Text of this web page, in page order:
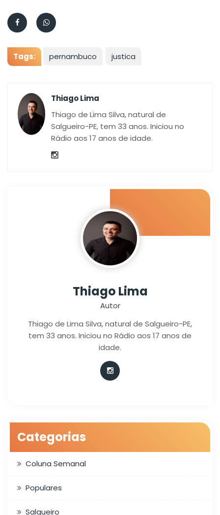
Tags: pernambuco justica
Thiago Lima
Thiago de Lima Silva, natural de
Salgueiro-PE, tem 33 anos. Iniciou no
Rádio aos 17 anos de idade.
Thiago Lima
Autor
Thiago de Lima Silva, natural de Salgueiro-PE,
tem 33 anos. Iniciou no Rádio aos 17 anos de
idade.
Categorias
Coluna Semanal
Populares
Salgueiro